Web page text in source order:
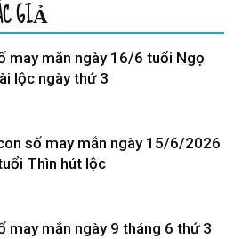
GIẢ
may mắn ngày 16/6 tuổi Ngọ
lộc ngày thứ 3
số may mắn ngày 15/6/2026
Thìn hút lộc
may mắn ngày 9 tháng 6 thứ 3